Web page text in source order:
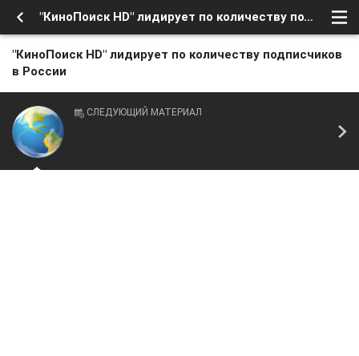
"КиноПоиск HD" лидирует по количеству подписчиков в России
"КиноПоиск HD" лидирует по количеству подписчиков
в России
СЛЕДУЮЩИЙ МАТЕРИАЛ